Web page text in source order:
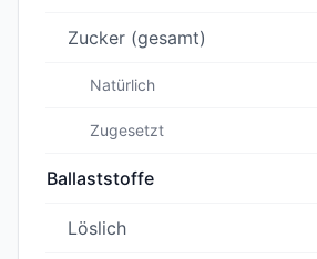
Zucker (gesamt)
Natürlich
Zugesetzt
Ballaststoffe
Löslich